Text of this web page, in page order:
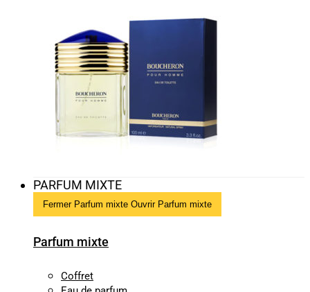
PARFUM MIXTE
Fermer Parfum mixte Ouvrir Parfum mixte
Parfum mixte
Coffret